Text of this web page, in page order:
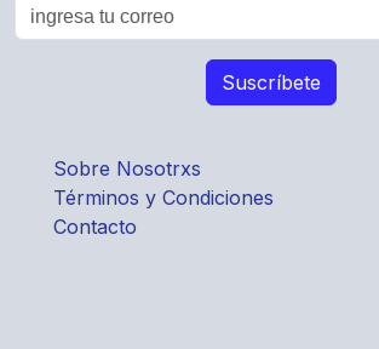
Sobre Nosotrxs
Términos y Condiciones
Contacto